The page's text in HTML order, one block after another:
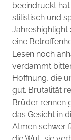
beeindruckt hat
stilistisch und
Jahreshighlight
eine
Lesen noch
verdammt
Hoffnung, die
gut. Brutalität
Brüder rennen
das Gesicht in
Atmen schwer